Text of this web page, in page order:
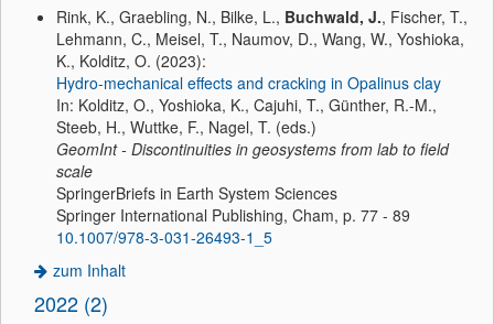
Rink, K., Graebling, N., Bilke, L., Buchwald, J., Fischer, T.,
Lehmann, C., Meisel, T., Naumov, D., Wang, W., Yoshioka,
K., Kolditz, O. (2023):
Hydro-mechanical effects and cracking in Opalinus clay
In: Kolditz, O., Yoshioka, K., Cajuhi, T., Günther, R.-M.,
Steeb, H., Wuttke, F., Nagel, T. (eds.)
GeomInt - Discontinuities in geosystems from lab to field
scale
SpringerBriefs in Earth System Sciences
Springer International Publishing, Cham, p. 77 - 89
10.1007/978-3-031-26493-1_5
zum Inhalt
2022 (2)